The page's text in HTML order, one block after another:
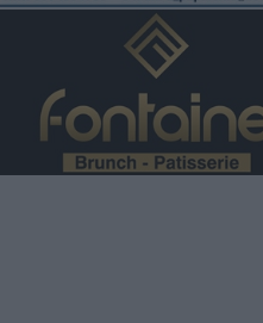
6 Αυγούστου 2026, 19:32
Καλαμπάκα: Πυροσβέστες
απεγκλώβισαν ηλικιωμένο μετά
από πτώση στη Νέα Ζωή
6 Αυγούστου 2026, 19:29
Τροχαίο στην Αγιά: Μοτοσικλέτα